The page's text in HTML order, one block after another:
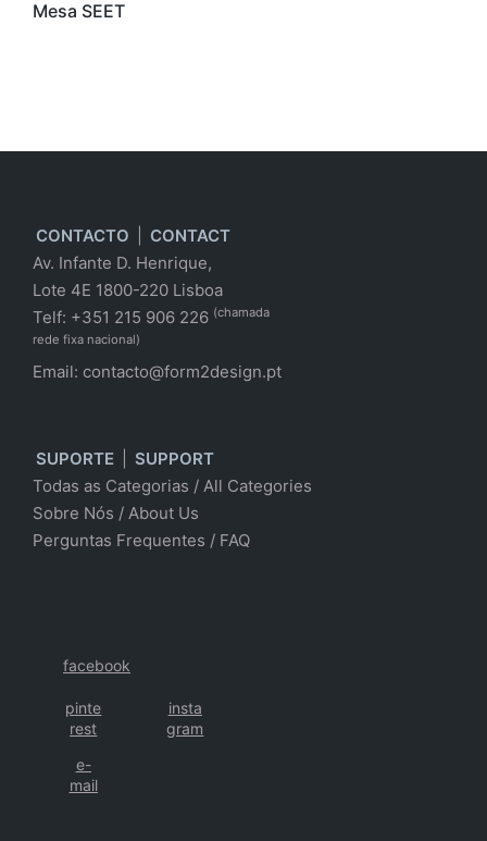
Mesa SEET
CONTACTO
CONTACT
Av. Infante D. Henrique,
Lote 4E 1800-220 Lisboa
Telf: +351 215 906 226 (chamada
rede fixa nacional)
Email: contacto@form2design.pt
SUPORTE
SUPPORT
Todas as Categorias / All Categories
Sobre Nós / About Us
Perguntas Frequentes / FAQ
facebook
pinte
rest
insta
gram
e-
mail